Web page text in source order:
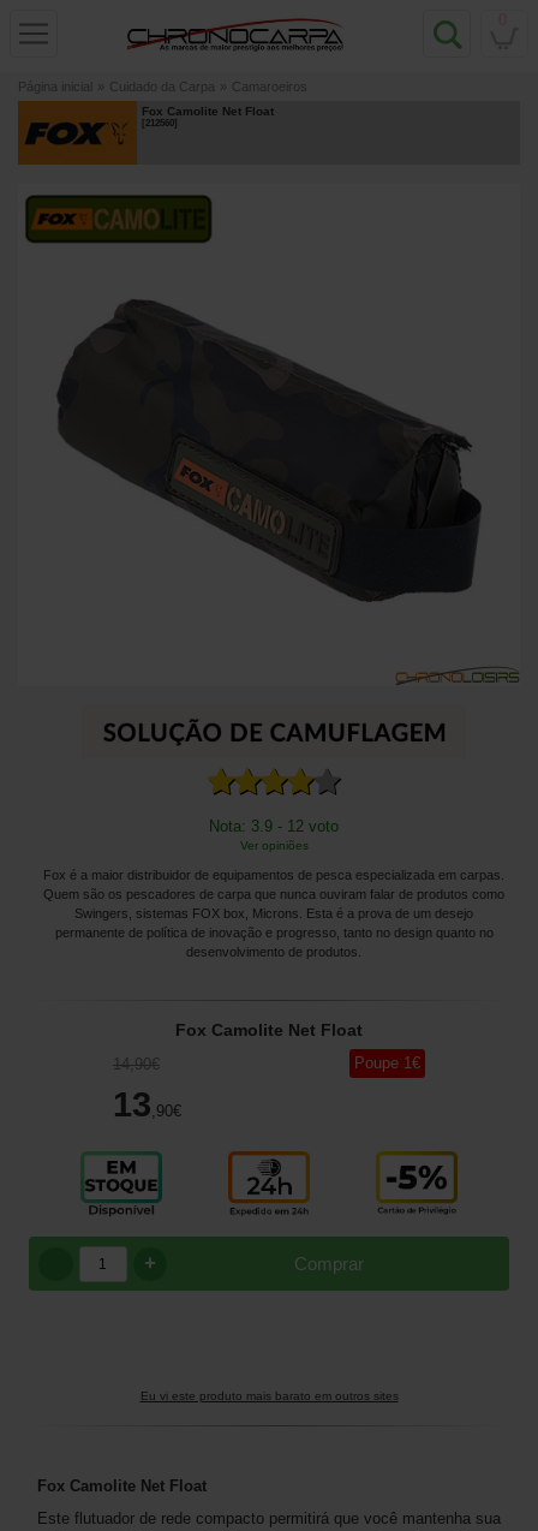
Página inicial » Cuidado da Carpa » Camaroeiros
Fox Camolite Net Float
[212560]
Nota: 3.9 - 12 voto
Ver opiniões
Fox é a maior distribuidor de equipamentos de pesca especializada em carpas.
Quem são os pescadores de carpa que nunca ouviram falar de produtos como
Swingers, sistemas FOX box, Microns. Esta é a prova de um desejo
permanente de política de inovação e progresso, tanto no design quanto no
desenvolvimento de produtos.
Fox Camolite Net Float
14,90€
13 ,90€
Poupe 1€
Comprar
+
Eu vi este produto mais barato em outros sites
Fox Camolite Net Float
Este flutuador de rede compacto permitirá que você mantenha sua